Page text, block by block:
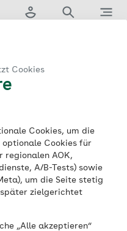
Cookies
Cookies, um die
optionale Cookies für
regionalen AOK,
A/B-Tests) sowie
um die Seite stetig
später zielgerichtet
„Alle akzeptieren“